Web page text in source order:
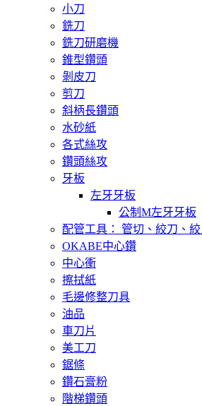
小刀
銑刀
銑刀研磨機
錐型鑽頭
剝皮刀
剪刀
斜柄長鑽頭
水砂紙
各式絲攻
鑽頭絲攻
牙板
左牙牙板
公制M左牙牙板
配管工具： 管切、絞刀、絞
OKABE中心鑽
中心衝
擦拭紙
毛邊修整刀具
油品
車刀片
美工刀
鋸條
鑽石膏粉
階梯鑽頭